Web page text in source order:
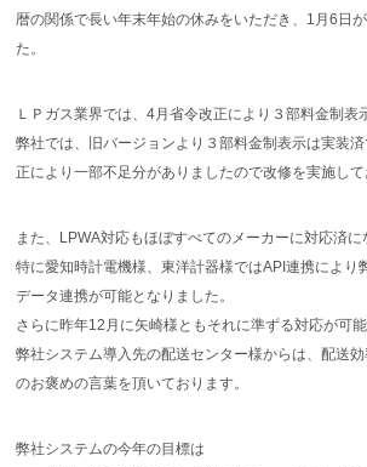
暦の関係で長い年末年始の休みをいただき、1月6日
た。
ＬＰガス業界では、4月省令改正により３部料金制表
弊社では、旧バージョンより３部料金制表示は実装
正により一部不足分がありましたので改修を実施して
また、LPWA対応もほぼすべてのメーカーに対応済に
特に愛知時計電機様、東洋計器様ではAPI連携により
データ連携が可能となりました。
さらに昨年12月に矢崎様ともそれに準ずる対応が可能
弊社システム導入先の配送センター様からは、配送
のお褒めの言葉を頂いております。
弊社システムの今年の目標は